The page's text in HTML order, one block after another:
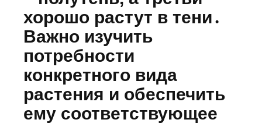
хорошо растут в тени․
Важно изучить
потребности
конкретного вида
растения и обеспечить
ему соответствующее